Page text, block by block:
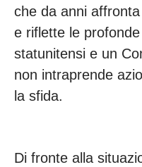
che da anni
e riflette le
statunitensi e un
non intraprende
la sfida.
Di fronte alla